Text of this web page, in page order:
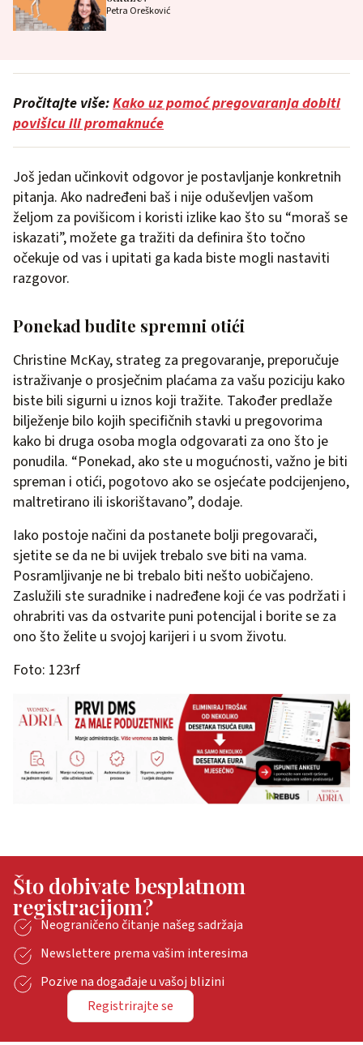
Petra Orešković
Pročitajte više:Kako uz pomoć pregovaranja dobiti
povišicu ili promaknuće
Još jedan učinkovit odgovor je postavljanje konkretnih
pitanja. Ako nadređeni baš i nije oduševljen vašom
željom za povišicom i koristi izlike kao što su “moraš se
iskazati”, možete ga tražiti da definira što točno
očekuje od vas i upitati ga kada biste mogli nastaviti
razgovor.
Ponekad budite spremni otići
Christine McKay, strateg za pregovaranje, preporučuje
istraživanje o prosječnim plaćama za vašu poziciju kako
biste bili sigurni u iznos koji tražite. Također predlaže
bilježenje bilo kojih specifičnih stavki u pregovorima
kako bi druga osoba mogla odgovarati za ono što je
ponudila. “Ponekad, ako ste u mogućnosti, važno je biti
spreman i otići, pogotovo ako se osjećate podcijenjeno,
maltretirano ili iskorištavano”, dodaje.
Iako postoje načini da postanete bolji pregovarači,
sjetite se da ne bi uvijek trebalo sve biti na vama.
Posramljivanje ne bi trebalo biti nešto uobičajeno.
Zaslužili ste suradnike i nadređene koji će vas podržati i
ohrabriti vas da ostvarite puni potencijal i borite se za
ono što želite u svojoj karijeri i u svom životu.
Foto: 123rf
Što dobivate besplatnom
registracijom?
Neograničeno čitanje našeg sadržaja
Newslettere prema vašim interesima
Pozive na događaje u vašoj blizini
Registrirajte se